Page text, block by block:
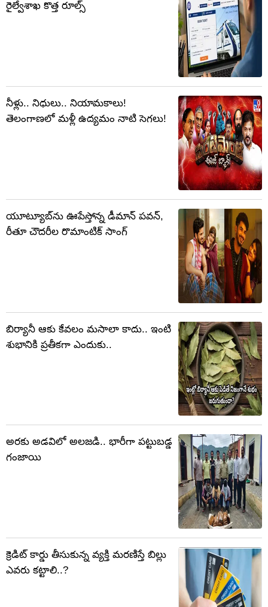
రైల్వేశాఖ కొత్త రూల్స్
నీళ్లు.. నిధులు.. నియామకాలు!
తెలంగాణలో మళ్లీ ఉద్యమం నాటి సెగలు!
యూట్యూబ్‌ను ఊపేస్తోన్న డీమాన్ పవన్,
రీతూ చౌదరీల రొమాంటిక్ సాంగ్
బిర్యానీ ఆకు కేవలం మసాలా కాదు.. ఇంటి
శుభానికి ప్రతీకగా ఎందుకు..
అరకు అడవిలో అలజడి.. భారీగా పట్టుబడ్డ
గంజాయి
క్రెడిట్ కార్డు తీసుకున్న వ్యక్తి మరణిస్తే బిల్లు
ఎవరు కట్టాలి..?